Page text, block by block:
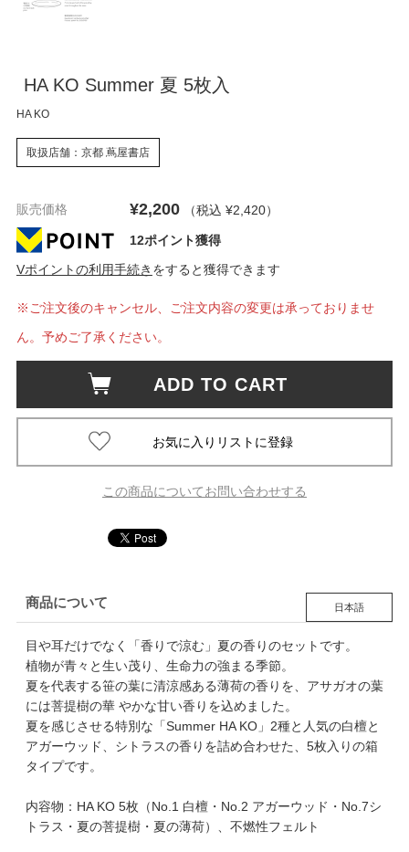
HA KO Summer 夏 5枚入
HA KO
取扱店舗：京都 蔦屋書店
販売価格 ¥2,200 （税込 ¥2,420）
12ポイント獲得
Vポイントの利用手続き をすると獲得できます
※ご注文後のキャンセル、ご注文内容の変更は承っておりませ
ん。予めご了承ください。
ADD TO CART
この商品についてお問い合わせする
商品について 日本語
目や耳だけでなく「香りで涼む」夏の香りのセットです。
植物が青々と生い茂り、生命力の強まる季節。
夏を代表する笹の葉に清涼感ある薄荷の香りを、アサガオの葉
には菩提樹の華 やかな甘い香りを込めました。
夏を感じさせる特別な「Summer HA KO」2種と人気の白檀と
アガーウッド、シトラスの香りを詰め合わせた、5枚入りの箱
タイプです。
内容物：HA KO 5枚（No.1 白檀・No.2 アガーウッド・No.7シ
トラス・夏の菩提樹・夏の薄荷）、不燃性フェルト